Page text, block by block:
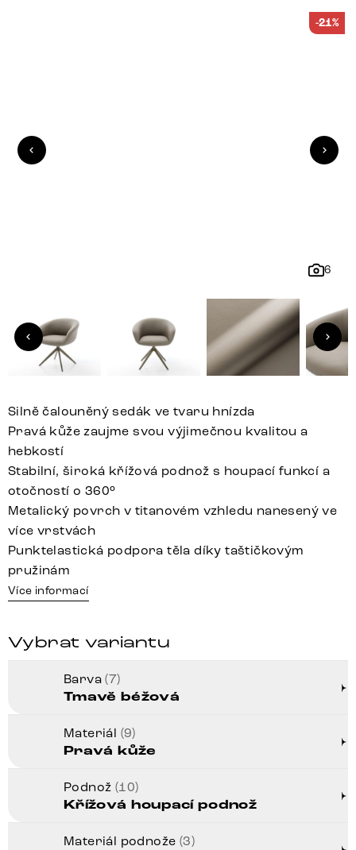
6
-21%
Silně čalouněný sedák ve tvaru hnízda
Pravá kůže zaujme svou výjimečnou kvalitou a
hebkostí
Stabilní, široká křížová podnož s houpací funkcí a
otočností o 360°
Metalický povrch v titanovém vzhledu nanesený ve
více vrstvách
Punktelastická podpora těla díky taštičkovým
pružinám
Více informací
Vybrat variantu
Barva(7)
Tmavě béžová
Materiál (9)
Pravá kůže
Podnož (10)
Křížová houpací podnož
Materiál podnože (3)